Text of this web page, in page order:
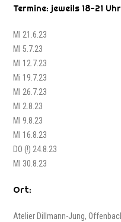
Termine: jeweils 18-21 Uhr
MI 21.6.23
MI 5.7.23
MI 12.7.23
Mi 19.7.23
MI 26.7.23
MI 2.8.23
MI 9.8.23
MI 16.8.23
DO (!) 24.8.23
MI 30.8.23
Ort:
Atelier Dillmann-Jung,